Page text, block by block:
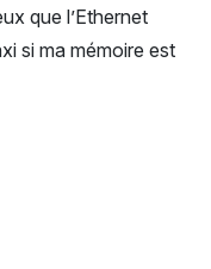
que l’Ethernet
si ma mémoire est